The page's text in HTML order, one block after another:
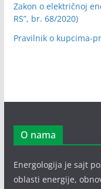
Zakon o električnoj
RS”, br. 68/2020)
Pravilnik o kupcima-
O nama
Energologija je sajt
oblasti energije,